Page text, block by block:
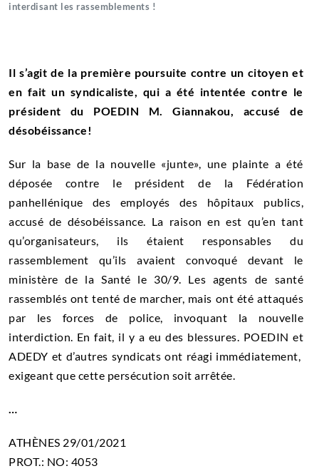
interdisant les rassemblements !
Il s’agit de la première poursuite contre un citoyen et
en fait un syndicaliste, qui a été intentée contre le
président du POEDIN M. Giannakou, accusé de
désobéissance!
Sur la base de la nouvelle «junte», une plainte a été
déposée contre le président de la Fédération
panhellénique des employés des hôpitaux publics,
accusé de désobéissance. La raison en est qu’en tant
qu’organisateurs, ils étaient responsables du
rassemblement qu’ils avaient convoqué devant le
ministère de la Santé le 30/9. Les agents de santé
rassemblés ont tenté de marcher, mais ont été attaqués
par les forces de police, invoquant la nouvelle
interdiction. En fait, il y a eu des blessures. POEDIN et
ADEDY et d’autres syndicats ont réagi immédiatement,
exigeant que cette persécution soit arrêtée.
…
ATHÈNES 29/01/2021
PROT.: NO: 4053